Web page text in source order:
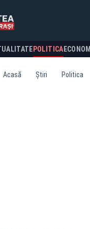
POLITICA
Acasă Știri Politica